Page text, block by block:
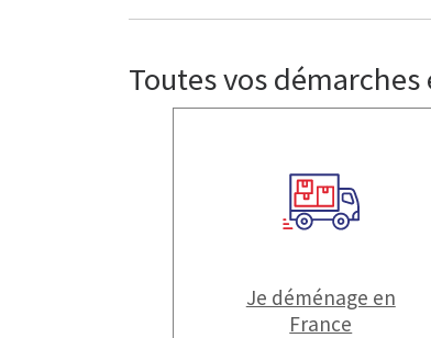
Toutes vos démarches
Je déménage en
France